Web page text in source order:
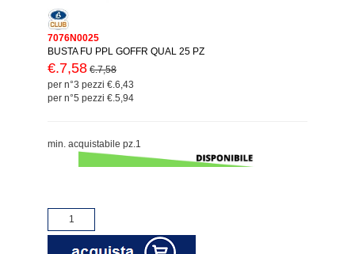
7076N0025
BUSTA FU PPL GOFFR QUAL 25 PZ
€.7,58 €.7,58
per n°3 pezzi €.6,43
per n°5 pezzi €.5,94
min. acquistabile pz.1